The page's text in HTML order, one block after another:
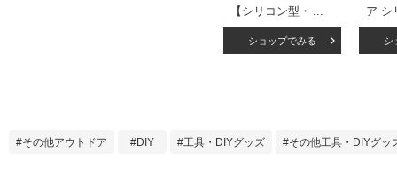
【シリコン型・モー
ルド】ミニチュア
チョコレート＆
UVレジン 手芸
ショップでみる
ア シ
ド 16
ーツ
グ パ
シ
その他アウトドア DIY 工具・DIYグッズ その他工具・DIYグッ